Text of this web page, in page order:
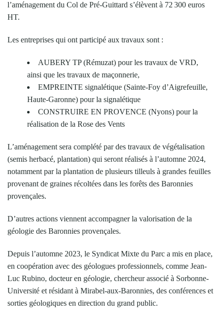
l’aménagement du Col de Pré-Guittard s’élèvent à 72 300 euros
HT.
Les entreprises qui ont participé aux travaux sont :
AUBERY TP (Rémuzat) pour les travaux de VRD,
ainsi que les travaux de maçonnerie,
EMPREINTE signalétique (Sainte-Foy d’Aigrefeuille,
Haute-Garonne) pour la signalétique
CONSTRUIRE EN PROVENCE (Nyons) pour la
réalisation de la Rose des Vents
L’aménagement sera complété par des travaux de végétalisation
(semis herbacé, plantation) qui seront réalisés à l’automne 2024,
notamment par la plantation de plusieurs tilleuls à grandes feuilles
provenant de graines récoltées dans les forêts des Baronnies
provençales.
D’autres actions viennent accompagner la valorisation de la
géologie des Baronnies provençales.
Depuis l’automne 2023, le Syndicat Mixte du Parc a mis en place,
en coopération avec des géologues professionnels, comme Jean-
Luc Rubino, docteur en géologie, chercheur associé à Sorbonne-
Université et résidant à Mirabel-aux-Baronnies, des conférences et
sorties géologiques en direction du grand public.